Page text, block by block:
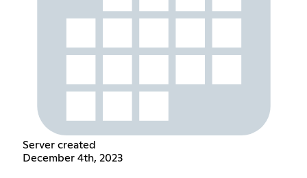
Server created
December 4th, 2023